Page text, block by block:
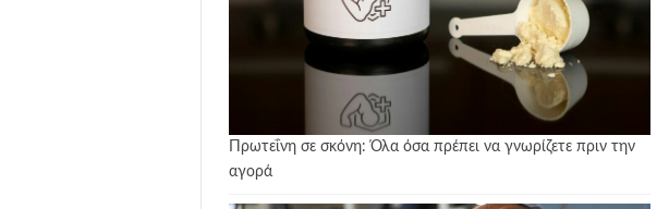
Πρωτεΐνη σε σκόνη: Όλα όσα πρέπει να γνωρίζετε πριν την
αγορά